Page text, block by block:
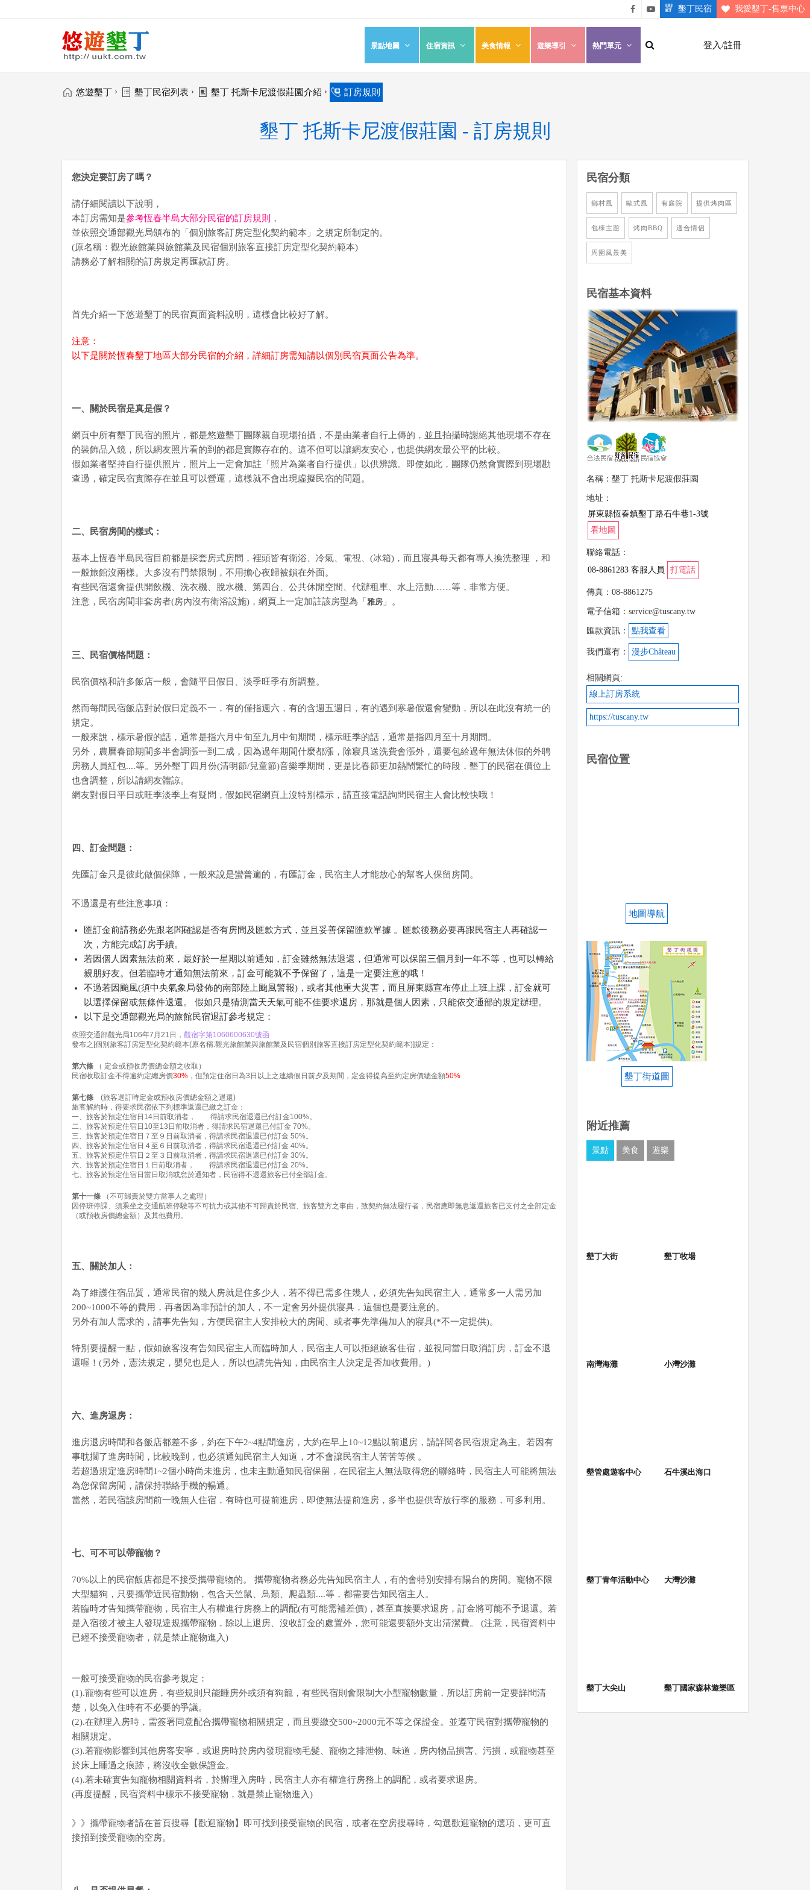
悠遊
墾丁
粉絲
墾丁
墾丁民宿 我愛墾丁-售票中心
登入/註冊
景點地圖 住宿資訊 美食情報 遊樂導引 熱門單元
悠遊墾丁 › 墾丁民宿列表 › 墾丁 托斯卡尼渡假莊園介紹 › 訂房規則
墾丁 托斯卡尼渡假莊園 - 訂房規則
您決定要訂房了嗎？
請仔細閱讀以下說明，
本訂房需知是參考恆春半島大部分民宿的訂房規則
，
並依照交通部觀光局頒布的「個別旅客訂房定型化契約範本」之規定所制定的。
(原名稱：觀光旅館業與旅館業及民宿個別旅客直接訂房定型化契約範本)
請務必了解相關的訂房規定再匯款訂房。
首先介紹一下悠遊墾丁的民宿頁面資料說明，這樣會比較好了解。
注意：
以下是關於恆春墾丁地區大部分民宿的介紹，詳細訂房需知請以個別民宿頁面公告為準。
一、關於民宿是真是假？
網頁中所有墾丁民宿的照片，都是悠遊墾丁團隊親自現場拍攝，不是由業者自行上傳的，並且拍攝時謝絕其他現場不存在
的裝飾品入鏡，所以網友照片看的到的都是實際存在的。這不但可以讓網友安心，也提供網友最公平的比較。
假如業者堅持自行提供照片，照片上一定會加註「照片為業者自行提供」以供辨識。即使如此，團隊仍然會實際到現場勘
查過，確定民宿實際存在並且可以營運，這樣就不會出現虛擬民宿的問題。
二、民宿房間的樣式：
基本上恆春半島民宿目前都是採套房式房間，裡頭皆有衛浴、冷氣、電視、(冰箱)，而且寢具每天都有專人換洗整理 ，和
一般旅館沒兩樣。大多沒有門禁限制，不用擔心夜歸被鎖在外面。
有些民宿還會提供開飲機、洗衣機、脫水機、第四台、公共休閒空間、代辦租車、水上活動……等，非常方便。
注意，民宿房間非套房者(房內沒有衛浴設施)，網頁上一定加註該房型為「 雅房 」。
三、民宿價格問題：
民宿價格和許多飯店一般，會隨平日假日、淡季旺季有所調整。
然而每間民宿飯店對於假日定義不一，有的僅指週六，有的含週五週日，有的遇到寒暑假還會變動，所以在此沒有統一的
規定。
一般來說，標示暑假的話，通常是指六月中旬至九月中旬期間，標示旺季的話，通常是指四月至十月期間。
另外，農曆春節期間多半會調漲一到二成，因為過年期間什麼都漲，除寢具送洗費會漲外，還要包給過年無法休假的外聘
房務人員紅包....等。另外墾丁四月份(清明節/兒童節)音樂季期間，更是比春節更加熱鬧繁忙的時段，墾丁的民宿在價位上
也會調整，所以請網友體諒。
網友對假日平日或旺季淡季上有疑問，假如民宿網頁上沒特別標示，請直接電話詢問民宿主人會比較快哦！
四、訂金問題：
先匯訂金只是彼此做個保障，一般來說是蠻普遍的，有匯訂金，民宿主人才能放心的幫客人保留房間。
不過還是有些注意事項：
匯訂金前請務必先跟老闆確認是否有房間及匯款方式，並且妥善保留匯款單據 。匯款後務必要再跟民宿主人再確認一
次，方能完成訂房手續。
若因個人因素無法前來，最好於一星期以前通知，訂金雖然無法退還，但通常可以保留三個月到一年不等，也可以轉給
親朋好友。但若臨時才通知無法前來，訂金可能就不予保留了，這是一定要注意的哦！
不過若因颱風(須中央氣象局發佈的南部陸上颱風警報)，或者其他重大災害，而且屏東縣宣布停止上班上課，訂金就可
以選擇保留或無條件退還。 假如只是猜測當天天氣可能不佳要求退房，那就是個人因素，只能依交通部的規定辦理。
以下是交通部觀光局的旅館民宿退訂參考規定：
依照交通部觀光局106年7月21日， 觀宿字第1060600630號函
發布之[個別旅客訂房定型化契約範本(原名稱:觀光旅館業與旅館業及民宿個別旅客直接訂房定型化契約範本)]規定：
第六條 （ 定金或預收房價總金額之收取）
民宿收取訂金不得逾約定總房價30% ，但預定住宿日為3日以上之連續假日前夕及期間，定金得提高至約定房價總金額50%
第七條 (旅客退訂時定金或預收房價總金額之退還)
旅客解約時，得要求民宿依下列標準返還已繳之訂金：
一、旅客於預定住宿日14日前取消者， 得請求民宿退還已付訂金100%。
二、旅客於預定住宿日10至13日前取消者，得請求民宿退還已付訂金 70%。
三、旅客於預定住宿日７至９日前取消者，得請求民宿退還已付訂金 50%。
四、旅客於預定住宿日４至６日前取消者，得請求民宿退還已付訂金 40%。
五、旅客於預定住宿日２至３日前取消者，得請求民宿退還已付訂金 30%。
六、旅客於預定住宿日１日前取消者， 得請求民宿退還已付訂金 20%。
七、旅客於預定住宿日當日取消或怠於通知者，民宿得不退還旅客已付全部訂金。
第十一條 （不可歸責於雙方當事人之處理）
因停班停課、須乘坐之交通航班停駛等不可抗力或其他不可歸責於民宿、旅客雙方之事由，致契約無法履行者，民宿應即無息返還旅客已支付之全部定金
（或預收房價總金額）及其他費用。
五、關於加人：
為了維護住宿品質，通常民宿的幾人房就是住多少人，若不得已需多住幾人，必須先告知民宿主人，通常多一人需另加
200~1000不等的費用，再者因為非預計的加人，不一定會另外提供寢具，這個也是要注意的。
另外有加人需求的，請事先告知，方便民宿主人安排較大的房間、或者事先準備加人的寢具(*不一定提供)。
特別要提醒一點，假如旅客沒有告知民宿主人而臨時加人，民宿主人可以拒絕旅客住宿，並視同當日取消訂房，訂金不退
還喔！(另外，憲法規定，嬰兒也是人，所以也請先告知，由民宿主人決定是否加收費用。)
六、進房退房：
進房退房時間和各飯店都差不多，約在下午2~4點間進房，大約在早上10~12點以前退房，請詳閱各民宿規定為主。若因有
事耽擱了進房時間，比較晚到，也必須通知民宿主人知道，才不會讓民宿主人苦苦等候 。
若超過規定進房時間1~2個小時尚未進房，也未主動通知民宿保留，在民宿主人無法取得您的聯絡時，民宿主人可能將無法
為您保留房間，請保持聯絡手機的暢通。
當然，若民宿該房間前一晚無人住宿，有時也可提前進房，即使無法提前進房，多半也提供寄放行李的服務，可多利用。
七、可不可以帶寵物？
70%以上的民宿飯店都是不接受攜帶寵物的。 攜帶寵物者務必先告知民宿主人，有的會特別安排有陽台的房間。寵物不限
大型貓狗，只要攜帶近民宿動物，包含天竺鼠、鳥類、爬蟲類....等，都需要告知民宿主人。
若臨時才告知攜帶寵物，民宿主人有權進行房務上的調配(有可能需補差價)，甚至直接要求退房，訂金將可能不予退還。若
是入宿後才被主人發現違規攜帶寵物，除以上退房、沒收訂金的處置外，您可能還要額外支出清潔費。 (注意，民宿資料中
已經不接受寵物者，就是禁止寵物進入)
一般可接受寵物的民宿參考規定：
(1).寵物有些可以進房，有些規則只能睡房外或須有狗籠，有些民宿則會限制大小型寵物數量，所以訂房前一定要詳問清
楚，以免入住時有不必要的爭議。
(2).在辦理入房時，需簽署同意配合攜帶寵物相關規定，而且要繳交500~2000元不等之保證金。並遵守民宿對攜帶寵物的
相關規定。
(3).若寵物影響到其他房客安寧，或退房時於房內發現寵物毛髮、寵物之排泄物、味道，房內物品損害、污損，或寵物甚至
於床上睡過之痕跡，將沒收全數保證金。
(4).若未確實告知寵物相關資料者，於辦理入房時，民宿主人亦有權進行房務上的調配，或者要求退房。
(再度提醒，民宿資料中標示不接受寵物，就是禁止寵物進入)
》》攜帶寵物者請在首頁搜尋【歡迎寵物】即可找到接受寵物的民宿，或者在空房搜尋時，勾選歡迎寵物的選項，更可直
接招到接受寵物的空房。
民宿分類
鄉村風 歐式風 有庭院 提供烤肉區
包棟主題 烤肉BBQ 適合情侶
周圍風景美
民宿基本資料
名稱：墾丁 托斯卡尼渡假莊園
地址：
屏東縣恆春鎮墾丁路石牛巷1-3號
看地圖
聯絡電話：
08-8861283 客服人員
打電話
傳真：08-8861275
電子信箱：service@tuscany.tw
匯款資訊： 點我查看
我們還有： 漫步Château
相關網頁:
線上訂房系統
https://tuscany.tw
民宿位置
地圖導航
墾丁街道圖
附近推薦
景點 美食 遊樂
墾丁大街 墾丁牧場
南灣海灘 小灣沙灘
墾管處遊客中心 石牛溪出海口
墾丁青年活動中心 大灣沙灘
墾丁大尖山 墾丁國家森林遊樂區